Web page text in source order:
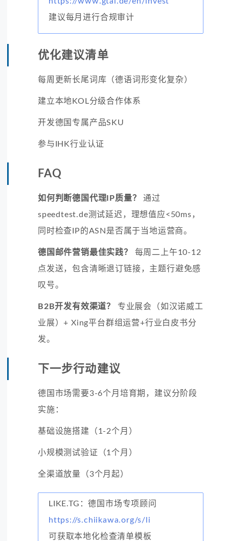
建议每月进行合规审计
优化建议清单
每周更新长尾词库（德语词形变化复杂）
建立本地KOL分级合作体系
开发德国专属产品SKU
参与IHK行业认证
FAQ
如何判断德国代理IP质量？
通过
speedtest.de测试延迟，理想值应<50ms，
同时检查IP的ASN是否属于当地运营商。
德国邮件营销最佳实践？
每周二上午10-12
点发送，包含清晰退订链接，主题行避免感
叹号。
B2B开发有效渠道？
专业展会（如汉诺威工
业展）+ Xing平台群组运营+行业白皮书分
发。
下一步行动建议
德国市场需要3-6个月培育期，建议分阶段
实施：
基础设施搭建（1-2个月）
小规模测试验证（1个月）
全渠道放量（3个月起）
LIKE.TG：德国市场专项顾问
https://s.chiikawa.org/s/li
可获取本地化检查清单模板